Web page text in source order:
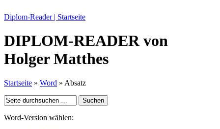
Diplom-Reader | Startseite
DIPLOM-READERvon
Holger Matthes
Startseite » Word » Absatz
Word-Version wählen: